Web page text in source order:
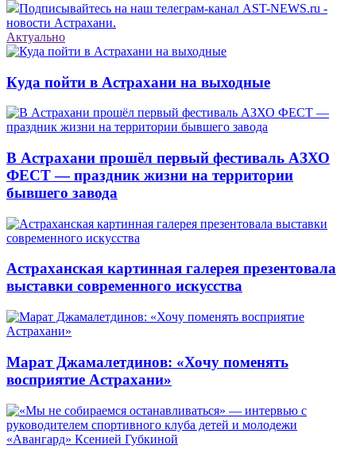
Подписывайтесь на наш телеграм-канал AST-NEWS.ru -
новости Астрахани.
Актуально
Куда пойти в Астрахани на выходные
В Астрахани прошёл первый фестиваль АЗХО
ФЕСТ — праздник жизни на территории
бывшего завода
Астраханская картинная галерея презентовала
выставки современного искусства
Марат Джамалетдинов: «Хочу поменять
восприятие Астрахани»